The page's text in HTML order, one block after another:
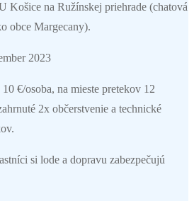
Košice na Ružínskej priehrade (chatová
obce Margecany).
2023
€/osoba, na mieste pretekov 12
2x občerstvenie a technické
si lode a dopravu zabezpečujú